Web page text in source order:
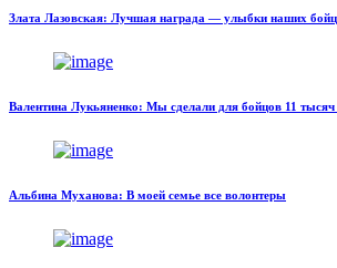
Злата Лазовская: Лучшая награда — улыбки наших
Валентина Лукьяненко: Мы сделали для бойцов 11 тысяч
Альбина Муханова: В моей семье все волонтеры